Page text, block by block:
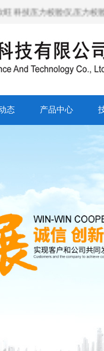
力校验仪,压力校验台,全
态 产品中心